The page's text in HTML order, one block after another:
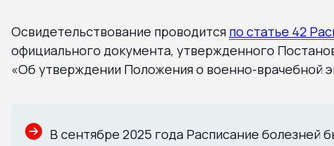
Освидетельствование проводится по статье 42
официального документа, утвержденного
«Об утверждении Положения о военно-врачебной
В сентябре 2025 года Расписание болезней